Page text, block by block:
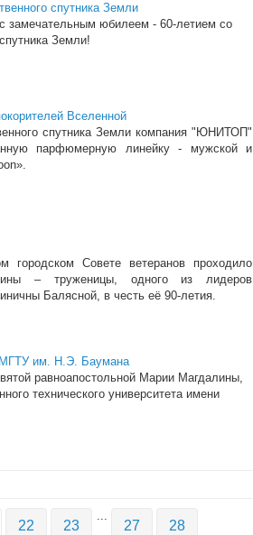
спутника Земли
замечательным юбилеем - 60-летием со
Земли!
Вселенной
спутника Земли компания "ЮНИТОП"
парфюмерную линейку - мужской и
городском Совете ветеранов проходило
– труженицы, одного из лидеров
Балясной, в честь её 90-летия.
МГТУ им. Н.Э. Баумана
равноапостольной Марии Магдалины,
технического университета имени
22 23
...
27 28